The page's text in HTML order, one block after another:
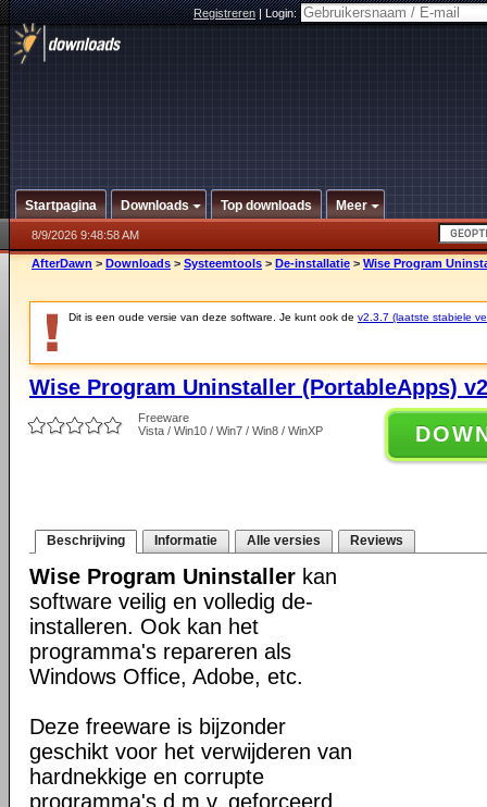
Registreren|Login:
Startpagina Downloads Top downloads Meer
8/9/2026 9:48:58 AM
AfterDawn > Downloads > Systeemtools > De-installatie > Wise Program
Dit is een oude versie van deze software. Je kunt ook de v2.3.7 (laatste stabiele
Wise Program Uninstaller (PortableApps)
Freeware
Vista / Win10 / Win7 / Win8 / WinXP
Beschrijving Informatie Alle versies Reviews
Wise Program Uninstaller kan
software veilig en volledig de-
installeren. Ook kan het
programma's repareren als
Windows Office, Adobe, etc.
Deze freeware is bijzonder
geschikt voor het verwijderen van
hardnekkige en corrupte
programma's d.m.v. geforceerd